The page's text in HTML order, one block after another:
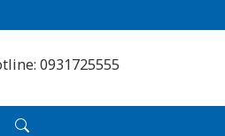
0931725555